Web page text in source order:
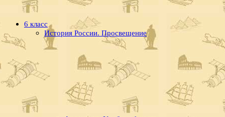
6 класс
История России. Просвещение